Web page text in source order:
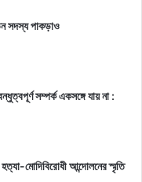
সদস্য পাকড়াও
সম্পর্ক একসঙ্গে যায় না :
মোদিবিরোধী আন্দোলনের স্মৃতি